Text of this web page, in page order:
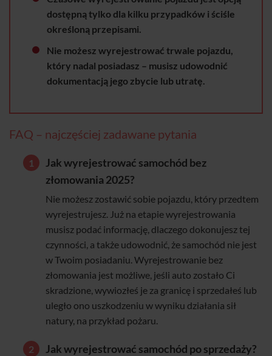
dostępną tylko dla kilku przypadków i ściśle
określoną przepisami.
Nie możesz wyrejestrować trwale pojazdu,
który nadal posiadasz – musisz udowodnić
dokumentacją jego zbycie lub utratę.
FAQ – najczęściej zadawane pytania
Jak wyrejestrować samochód bez
złomowania 2025?
Nie możesz zostawić sobie pojazdu, który przedtem
wyrejestrujesz. Już na etapie wyrejestrowania
musisz podać informację, dlaczego dokonujesz tej
czynności, a także udowodnić, że samochód nie jest
w Twoim posiadaniu. Wyrejestrowanie bez
złomowania jest możliwe, jeśli auto zostało Ci
skradzione, wywiozłeś je za granicę i sprzedałeś lub
uległo ono uszkodzeniu w wyniku działania sił
natury, na przykład pożaru.
Jak wyrejestrować samochód po sprzedaży?